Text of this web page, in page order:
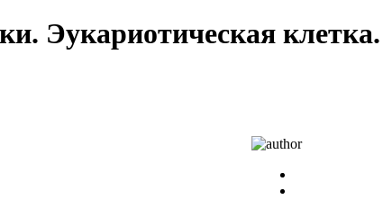
Эукариотическая клетка.